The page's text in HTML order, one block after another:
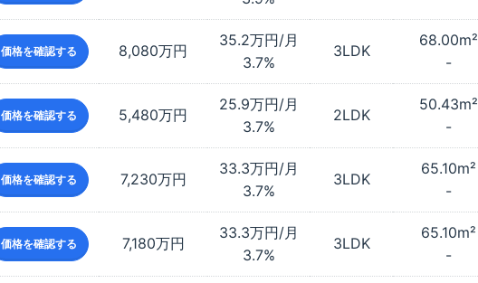
価格を確認する 8,080万円
35.2万円/月
3.7%
3LDK
68.00m²
-
価格を確認する 5,480万円
25.9万円/月
3.7%
2LDK
50.43m²
-
価格を確認する 7,230万円
33.3万円/月
3.7%
3LDK
65.10m²
-
価格を確認する 7,180万円
33.3万円/月
3.7%
3LDK
65.10m²
-